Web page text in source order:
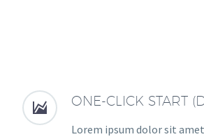

 ONE-CLICK START
Lorem ipsum dolor sit